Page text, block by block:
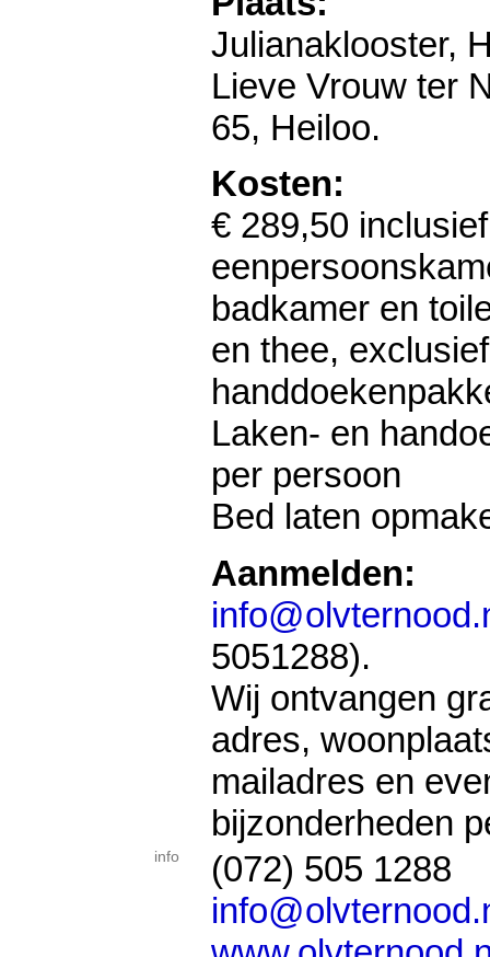
Julianaklooster,
Lieve Vrouw ter
65, Heiloo.
Kosten:
€ 289,50 inclusief
badkamer en
en thee,
Laken- en
per persoon
Bed laten
Aanmelden:
5051288).
Wij ontvangen
adres,
mailadres en
bijzonderheden
info
(072) 505 1288